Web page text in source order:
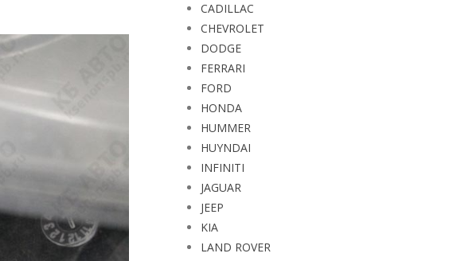
CADILLAC
CHEVROLET
DODGE
FERRARI
FORD
HONDA
HUMMER
HUYNDAI
INFINITI
JAGUAR
JEEP
KIA
LAND ROVER